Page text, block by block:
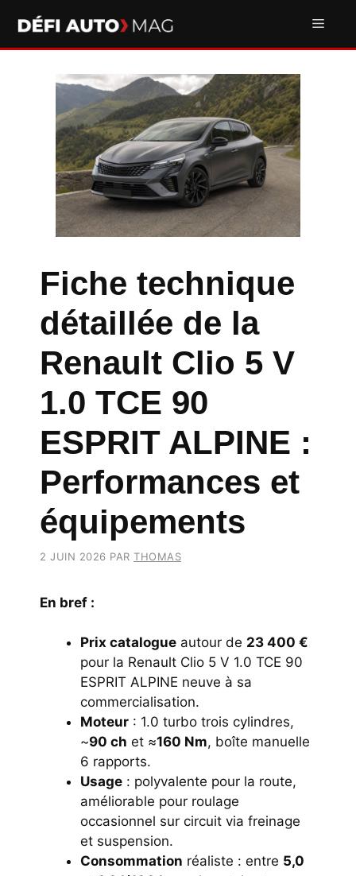
contenu
Menu
Fiche technique
détaillée de la
Renault Clio 5 V
1.0 TCE 90
ESPRIT ALPINE :
Performances et
équipements
2 JUIN 2026 PAR THOMAS
En bref :
Prix catalogue autour de 23 400 €
pour la Renault Clio 5 V 1.0 TCE 90
ESPRIT ALPINE neuve à sa
commercialisation.
Moteur : 1.0 turbo trois cylindres,
~90 ch et ≈160 Nm, boîte manuelle
6 rapports.
Usage : polyvalente pour la route,
améliorable pour roulage
occasionnel sur circuit via freinage
et suspension.
Consommation réaliste : entre 5,0